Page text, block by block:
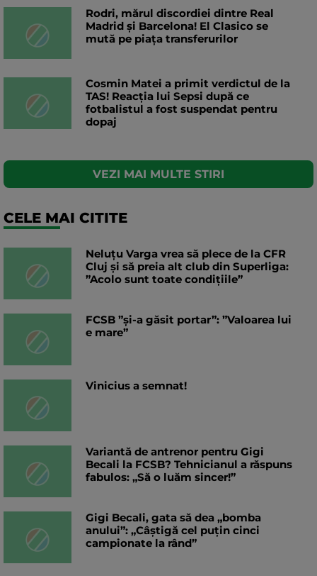
Rodri, mărul discordiei dintre Real
Madrid și Barcelona! El Clasico se
mută pe piața transferurilor
Cosmin Matei a primit verdictul de la
TAS! Reacția lui Sepsi după ce
fotbalistul a fost suspendat pentru
dopaj
VEZI MAI MULTE STIRI
CELE MAI CITITE
Neluțu Varga vrea să plece de la CFR
Cluj și să preia alt club din Superliga:
”Acolo sunt toate condițiile”
FCSB ”și-a găsit portar”: ”Valoarea lui
e mare”
Vinicius a semnat!
Variantă de antrenor pentru Gigi
Becali la FCSB? Tehnicianul a răspuns
fabulos: „Să o luăm sincer!”
Gigi Becali, gata să dea „bomba
anului”: „Câștigă cel puțin cinci
campionate la rând”